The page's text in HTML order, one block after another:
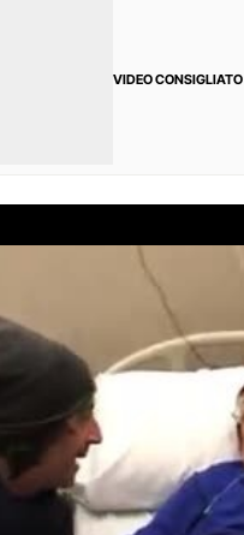
VIDEO CONSIGLIATO